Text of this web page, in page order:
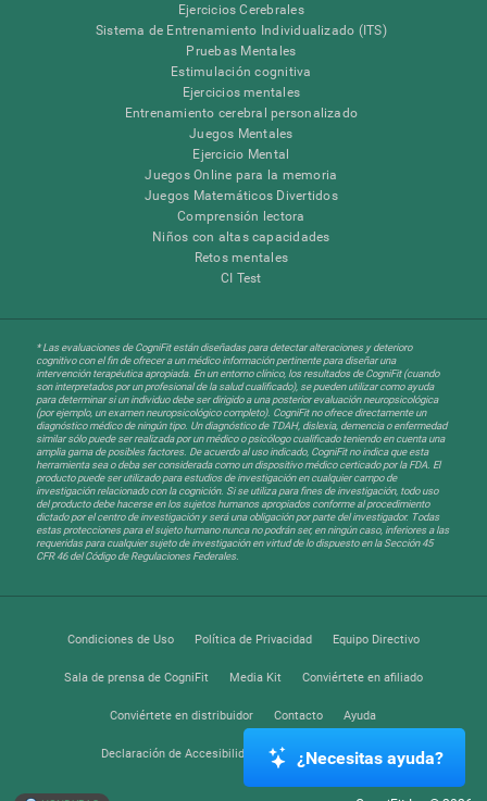
Ejercicios Cerebrales
Sistema de Entrenamiento Individualizado (ITS)
Pruebas Mentales
Estimulación cognitiva
Ejercicios mentales
Entrenamiento cerebral personalizado
Juegos Mentales
Ejercicio Mental
Juegos Online para la memoria
Juegos Matemáticos Divertidos
Comprensión lectora
Niños con altas capacidades
Retos mentales
CI Test
* Las evaluaciones de CogniFit están diseñadas para detectar alteraciones y deterioro
cognitivo con el fin de ofrecer a un médico información pertinente para diseñar una
intervención terapéutica apropiada. En un entorno clínico, los resultados de CogniFit (cuando
son interpretados por un profesional de la salud cualificado), se pueden utilizar como ayuda
para determinar si un individuo debe ser dirigido a una posterior evaluación neuropsicológica
(por ejemplo, un examen neuropsicológico completo). CogniFit no ofrece directamente un
diagnóstico médico de ningún tipo. Un diagnóstico de TDAH, dislexia, demencia o enfermedad
similar sólo puede ser realizada por un médico o psicólogo cualificado teniendo en cuenta una
amplia gama de posibles factores. De acuerdo al uso indicado, CogniFit no indica que esta
herramienta sea o deba ser considerada como un dispositivo médico certicado por la FDA. El
producto puede ser utilizado para estudios de investigación en cualquier campo de
investigación relacionado con la cognición. Si se utiliza para fines de investigación, todo uso
del producto debe hacerse en los sujetos humanos apropiados conforme al procedimiento
dictado por el centro de investigación y será una obligación por parte del investigador. Todas
estas protecciones para el sujeto humano nunca no podrán ser, en ningún caso, inferiores a las
requeridas para cualquier sujeto de investigación en virtud de lo dispuesto en la Sección 45
CFR 46 del Código de Regulaciones Federales.
Condiciones de Uso Política de Privacidad Equipo Directivo
Sala de prensa de CogniFit Media Kit Conviértete en afiliado
Conviértete en distribuidor Contacto Ayuda
Declaración de Accesibilidad Centro de Confianza
¿Necesitas ayuda?